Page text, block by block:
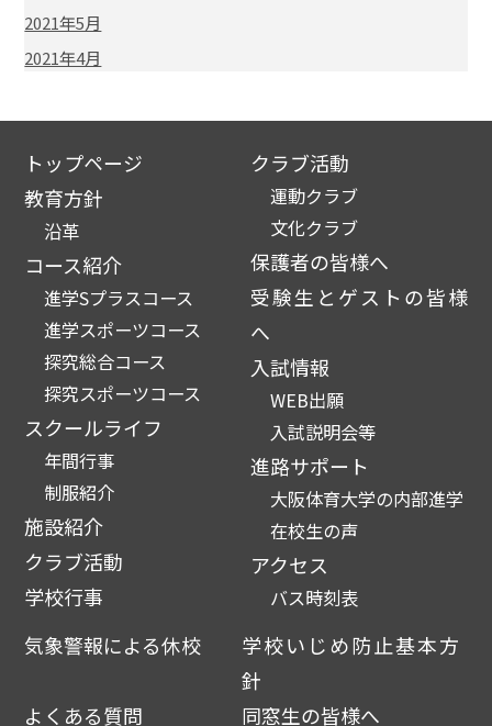
2021年5月
2021年4月
トップページ
教育方針
沿革
コース紹介
進学Sプラスコース
進学スポーツコース
探究総合コース
探究スポーツコース
スクールライフ
年間行事
制服紹介
施設紹介
クラブ活動
学校行事
クラブ活動
運動クラブ
文化クラブ
保護者の皆様へ
受験生とゲストの皆様
へ
入試情報
WEB出願
入試説明会等
進路サポート
大阪体育大学の内部進学
在校生の声
アクセス
バス時刻表
気象警報による休校
学校いじめ防止基本方
針
よくある質問
同窓生の皆様へ